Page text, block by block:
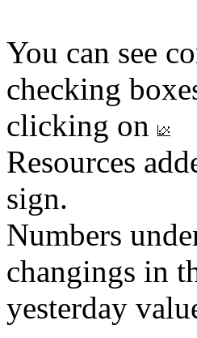
You can see
checking
clicking on
Resources
sign.
Numbers
changings in
yesterday